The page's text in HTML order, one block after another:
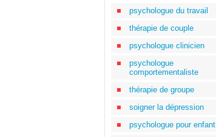
psychologue du travail
thérapie de couple
psychologue clinicien
psychologue
comportementaliste
thérapie de groupe
soigner la dépression
psychologue pour enfant